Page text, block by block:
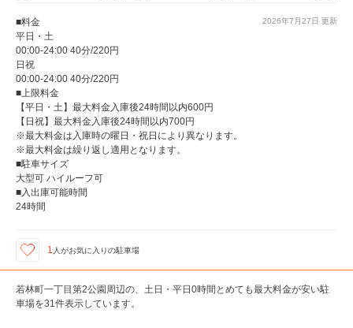
2026年7月27日 更新
■料金
平日・土
00:00-24:00 40分/220円
日祝
00:00-24:00 40分/220円
■上限料金
【平日・土】最大料金入庫後24時間以内600円
【日祝】最大料金入庫後24時間以内700円
※最大料金は入庫時の曜日・祝日により異なります。
※最大料金は繰り返し適用となります。
■駐車サイズ
大型可 ハイルーフ可
■入出庫可能時間
24時間
1 人がお気に入りの駐車場
若林町一丁目第2公園周辺の、土日・平日0時間とめても最大料金が安い駐
車場を31件表示しています。